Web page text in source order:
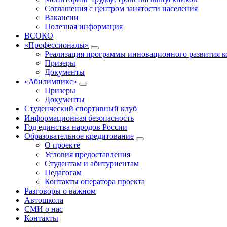
Соглашения с центром занятости населения
Вакансии
Полезная информация
ВСОКО
«Профессионалы»
Реализация программы инновационного развития
Призеры
Документы
«Абилимпикс»
Призеры
Документы
Студенческий спортивный клуб
Информационная безопасность
Год единства народов России
Образовательное кредитование
О проекте
Условия предоставления
Студентам и абитуриентам
Педагогам
Контакты оператора проекта
Разговоры о важном
Автошкола
СМИ о нас
Контакты